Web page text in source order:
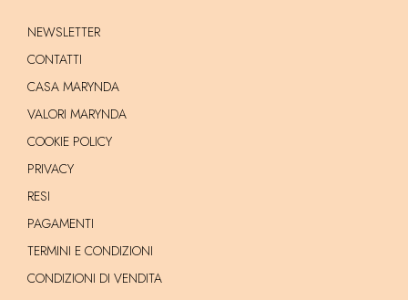
NEWSLETTER
CONTATTI
CASA MARYNDA
VALORI MARYNDA
COOKIE POLICY
PRIVACY
RESI
PAGAMENTI
TERMINI E CONDIZIONI
CONDIZIONI DI VENDITA